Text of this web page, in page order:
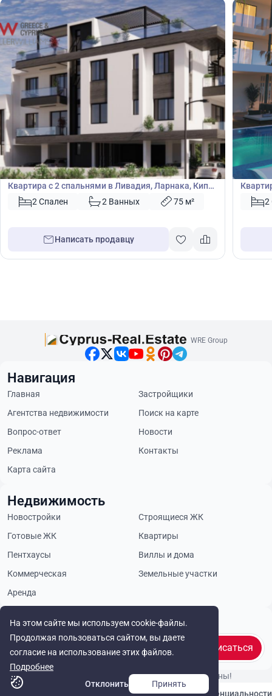
€ 220 000
Квартира
Квартира с 2 спальнями в Ливадия, Ларнака, Кипр
№ 399982 Спален 2 Ванных 75 м²
Написать продавцу
€220
Кипр2
На этом сайте мы используем cookie-файлы.
Продолжая пользоваться сайтом, вы даете
согласие на использование этих файлов.
Подробнее
Отклонить
Принять
WRE Group
Будьте в курсе
Подписаться
Навигация
Главная
Застройщики
Агентства недвижимости
Поиск на карте
Вопрос-ответ
Новости
Реклама
Контакты
Карта сайта
Недвижимость
Новостройки
Строящиеся ЖК
Готовые ЖК
Квартиры
Пентхаусы
Виллы и дома
Коммерческая
Земельные участки
Аренда
© Cyprus Realestate 2026. Все права защищены!
Политика конфиденциальности